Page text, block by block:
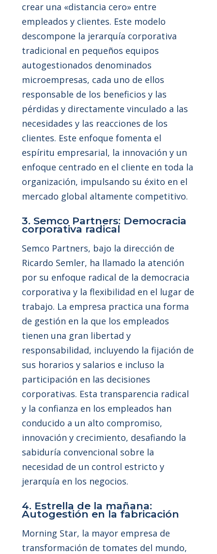
crear una «distancia cero» entre
empleados y clientes. Este modelo
descompone la jerarquía corporativa
tradicional en pequeños equipos
autogestionados denominados
microempresas, cada uno de ellos
responsable de los beneficios y las
pérdidas y directamente vinculado a las
necesidades y las reacciones de los
clientes. Este enfoque fomenta el
espíritu empresarial, la innovación y un
enfoque centrado en el cliente en toda la
organización, impulsando su éxito en el
mercado global altamente competitivo.
3. Semco Partners: Democracia
corporativa radical
Semco Partners, bajo la dirección de
Ricardo Semler, ha llamado la atención
por su enfoque radical de la democracia
corporativa y la flexibilidad en el lugar de
trabajo. La empresa practica una forma
de gestión en la que los empleados
tienen una gran libertad y
responsabilidad, incluyendo la fijación de
sus horarios y salarios e incluso la
participación en las decisiones
corporativas. Esta transparencia radical
y la confianza en los empleados han
conducido a un alto compromiso,
innovación y crecimiento, desafiando la
sabiduría convencional sobre la
necesidad de un control estricto y
jerarquía en los negocios.
4. Estrella de la mañana:
Autogestión en la fabricación
Morning Star, la mayor empresa de
transformación de tomates del mundo,